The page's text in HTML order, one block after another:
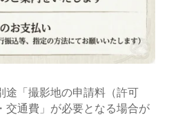
「撮影地の申請料（許可
交通費」が必要となる場合が